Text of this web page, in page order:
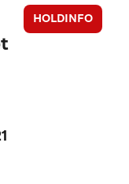
HOLDINFO